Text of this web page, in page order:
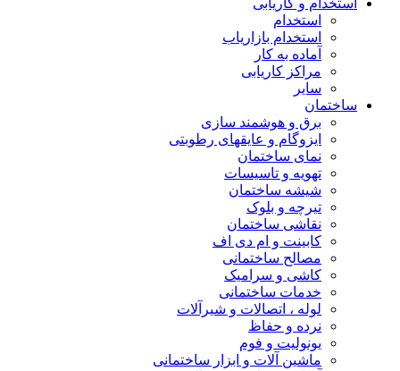
استخدام و کاریابی
استخدام
استخدام بازاریاب
آماده به کار
مراکز کاریابی
سایر
ساختمان
برق و هوشمند سازی
ایزوگام و عایقهای رطوبتی
نمای ساختمان
تهویه و تاسیسات
شیشه ساختمان
تیرچه و بلوک
نقاشی ساختمان
کابینت و ام دی اف
مصالح ساختمانی
کاشی و سرامیک
خدمات ساختمانی
لوله ، اتصالات و شیرآلات
نرده و حفاظ
یونولیت و فوم
ماشین آلات و ابزار ساختمانی